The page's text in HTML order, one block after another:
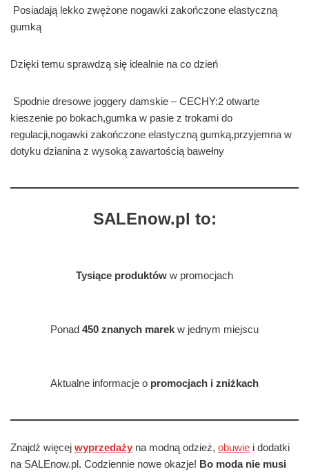
Posiadają lekko zwężone nogawki zakończone elastyczną
gumką
Dzięki temu sprawdzą się idealnie na co dzień
Spodnie dresowe joggery damskie – CECHY:2 otwarte
kieszenie po bokach,gumka w pasie z trokami do
regulacji,nogawki zakończone elastyczną gumką,przyjemna w
dotyku dzianina z wysoką zawartością bawełny
SALEnow.pl to:
Tysiące produktów w promocjach
Ponad 450 znanych marek w jednym miejscu
Aktualne informacje o promocjach i zniżkach
Znajdź więcej wyprzedaży na modną odzież, obuwie i dodatki
na SALEnow.pl. Codziennie nowe okazje! Bo moda nie musi